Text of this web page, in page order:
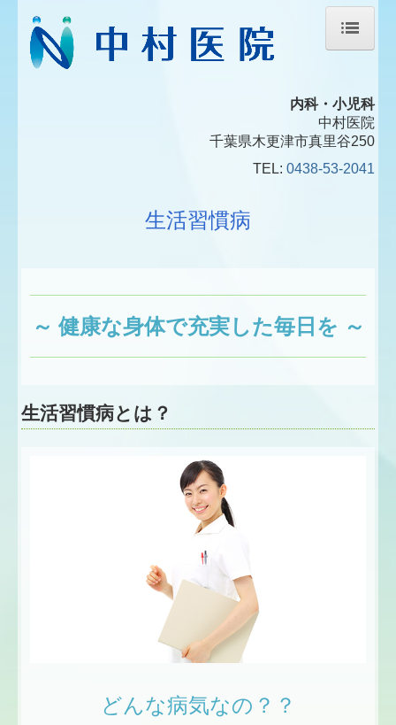
ホーム
内科・小児科
中村医院
千葉県木更津市真里谷250
TEL: 0438-53-2041
生活習慣病
～ 健康な身体で充実した毎日を ～
生活習慣病とは？
どんな病気なの？？